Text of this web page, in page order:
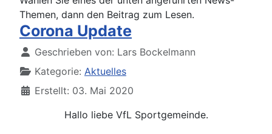
Themen, dann den Beitrag zum Lesen.
Corona Update
DetailsGeschrieben von: Lars Bockelmann
Kategorie: Aktuelles
Erstellt: 03. Mai 2020
Hallo liebe VfL Sportgemeinde.